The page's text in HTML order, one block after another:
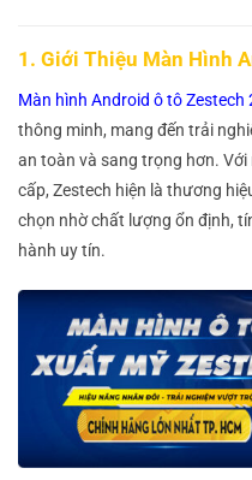
1. Giới Thiệu Màn Hình
Màn hình Android ô tô Zestech
thông minh, mang đến trải
an toàn và sang trọng hơn.
cấp, Zestech hiện là thương
chọn nhờ chất lượng ổn định,
hành uy tín.